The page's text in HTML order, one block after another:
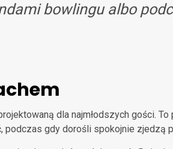
bowlingu albo
dla najmłodszych gości.
gdy dorośli spokojnie zjedzą